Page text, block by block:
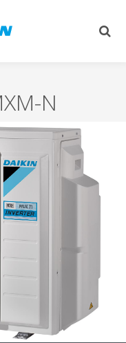
N